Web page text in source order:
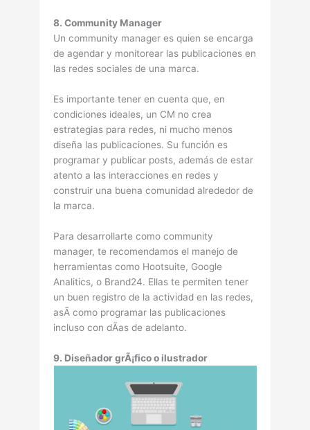
8. Community Manager
Un community manager es quien se encarga
de agendar y monitorear las publicaciones en
las redes sociales de una marca.
Es importante tener en cuenta que, en
condiciones ideales, un CM no crea
estrategias para redes, ni mucho menos
diseña las publicaciones. Su función es
programar y publicar posts, además de estar
atento a las interacciones en redes y
construir una buena comunidad alrededor de
la marca.
Para desarrollarte como community
manager, te recomendamos el manejo de
herramientas como Hootsuite, Google
Analitics, o Brand24. Ellas te permiten tener
un buen registro de la actividad en las redes,
asÃ­ como programar las publicaciones
incluso con dÃ­as de adelanto.
9. Diseñador grÃ¡fico o ilustrador